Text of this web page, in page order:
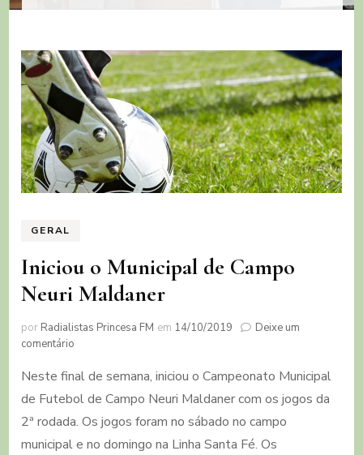
GERAL
Iniciou o Municipal de Campo
Neuri Maldaner
por Radialistas Princesa FM em 14/10/2019
Deixe um
comentário
o
Municipal
de
Campo
Neuri
Neste final de semana, iniciou o Campeonato Municipal
de Futebol de Campo Neuri Maldaner com os jogos da
2ª rodada. Os jogos foram no sábado no campo
municipal e no domingo na Linha Santa Fé. Os